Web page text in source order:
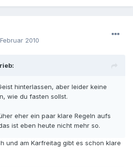
2010
hinterlassen, aber leider keine
wie du fasten sollst.
eher ein paar klare Regeln aufs
ist eben heute nicht mehr so.
und am Karfreitag gibt es schon klare